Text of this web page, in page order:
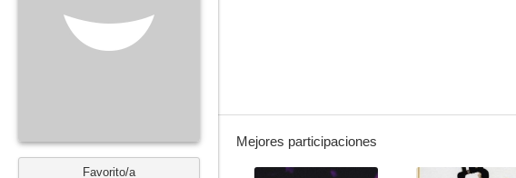
Favorito/a
Mejores participaciones